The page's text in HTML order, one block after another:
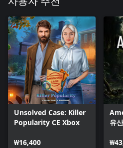
Unsolved Case: Killer
Popularity CE Xbox
₩16,400
유산